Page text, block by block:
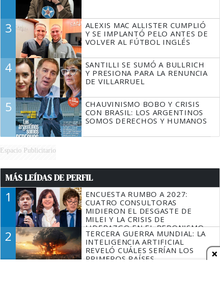
3
ALEXIS MAC ALLISTER CUMPLIÓ
Y SE IMPLANTÓ PELO ANTES DE
VOLVER AL FÚTBOL INGLÉS
4
SANTILLI SE SUMÓ A BULLRICH
Y PRESIONA PARA LA RENUNCIA
DE VILLARRUEL
5
CHAUVINISMO BOBO Y CRISIS
CON BRASIL: LOS ARGENTINOS
SOMOS DERECHOS Y HUMANOS
Espacio Publicitario
MÁS LEÍDAS DE PERFIL
1
ENCUESTA RUMBO A 2027:
CUATRO CONSULTORAS
MIDIERON EL DESGASTE DE
MILEI Y LA CRISIS DE
LIDERAZGO EN EL PERONISMO
2
TERCERA GUERRA MUNDIAL: LA
INTELIGENCIA ARTIFICIAL
REVELÓ CUÁLES SERÍAN LOS
PRIMEROS PAÍSES